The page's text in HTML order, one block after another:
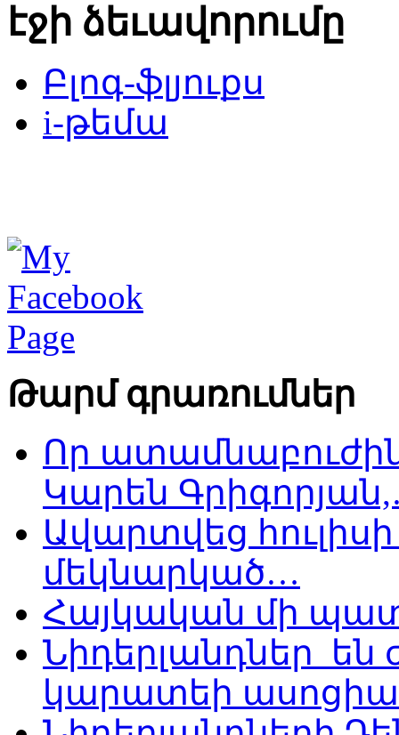
էջի ձեւավորումը
Բլոգ-ֆլյուքս
i-թեմա
Թարմ գրառումներ
Որ
Կարեն
Ավարտվեց
մեկնարկած…
Հայկական մի
Նիդերլանդներ
կարատեի